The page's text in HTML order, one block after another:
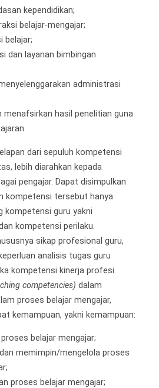
kependidikan;
belajar-mengajar;
belajar;
dan layanan bimbingan
administrasi
menafsirkan hasil penelitian guna
dari sepuluh kompetensi
lebih diarahkan kepada
pengajar. Dapat disimpulkan
kompetensi tersebut hanya
kompetensi guru yakni
kompetensi perilaku.
sikap profesional guru,
analisis tugas guru
kompetensi kinerja profesi
competencies) dalam
proses belajar mengajar,
kemampuan, yakni kemampuan:
belajar mengajar;
memimpin/mengelola proses
proses belajar mengajar;